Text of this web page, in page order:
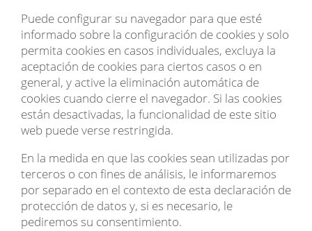
Puede configurar su navegador para que esté
informado sobre la configuración de cookies y solo
permita cookies en casos individuales, excluya la
aceptación de cookies para ciertos casos o en
general, y active la eliminación automática de
cookies cuando cierre el navegador. Si las cookies
están desactivadas, la funcionalidad de este sitio
web puede verse restringida.
En la medida en que las cookies sean utilizadas por
terceros o con fines de análisis, le informaremos
por separado en el contexto de esta declaración de
protección de datos y, si es necesario, le
pediremos su consentimiento.